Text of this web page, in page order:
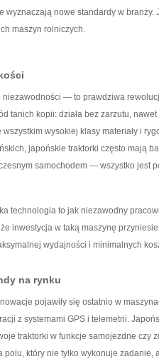
wyznaczają nowe standardy w
maszyn rolniczych.
— to prawdziwa
tanich kopii: działa bez zarzutu,
wysokiej klasy materiały i
japońskie traktorki często mają
samochodem — wszystko jest
technologia to jak niezawodny
inwestycja w taką maszynę
wydajności i minimalnych
na rynku
pojawiły się ostatnio w
z systemami GPS i telemetrii.
traktorki w funkcje samojezdne czy
polu, który nie tylko wykonuje